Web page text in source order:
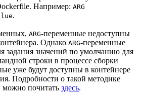
Например: ARG
.
ARG-переменные недоступны
Однако ARG-переменные
задания значений по умолчанию для
строки в процессе сборки
уже будут доступны в контейнере
Подробности о такой методике
почитать здесь.